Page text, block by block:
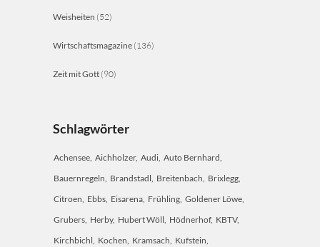
Weisheiten (52)
Wirtschaftsmagazine (136)
Zeit mit Gott (90)
Schlagwörter
Achensee Aichholzer Audi Auto Bernhard
Bauernregeln Brandstadl Breitenbach Brixlegg
Citroen Ebbs Eisarena Frühling Goldener Löwe
Grubers Herby Hubert Wöll Hödnerhof KBTV
Kirchbichl Kochen Kramsach Kufstein